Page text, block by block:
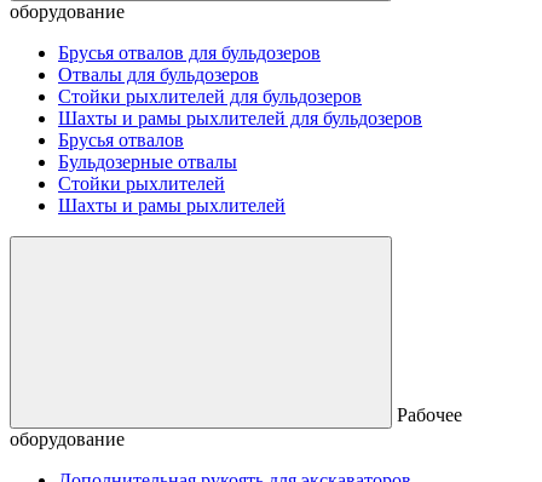
оборудование
Брусья отвалов для бульдозеров
Отвалы для бульдозеров
Стойки рыхлителей для бульдозеров
Шахты и рамы рыхлителей для бульдозеров
Брусья отвалов
Бульдозерные отвалы
Стойки рыхлителей
Шахты и рамы рыхлителей
Рабочее
оборудование